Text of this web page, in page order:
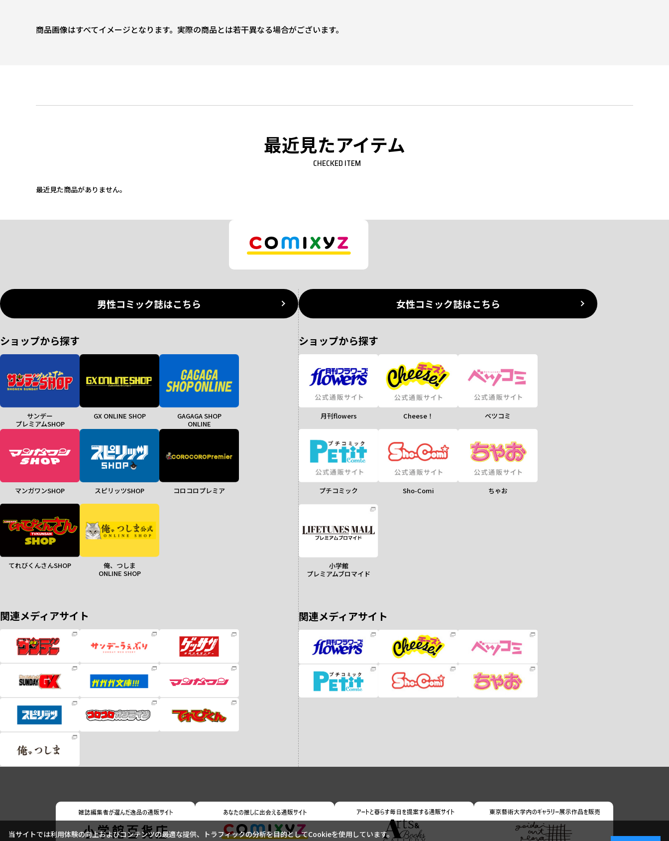
商品画像はすべてイメージとなります。実際の商品とは若干異なる場合がございます。
最近見たアイテム
CHECKED ITEM
最近見た商品がありません。
男性コミック誌はこちら
ショップから探す
サンデー
プレミアムSHOP
GX ONLINE SHOP
GAGAGA SHOP
ONLINE
マンガワンSHOP スピリッツSHOP コロコロプレミア
てれびくんさんSHOP
俺、つしま
ONLINE SHOP
関連メディアサイト
女性コミック誌はこちら
ショップから探す
月刊flowers Cheese！ ベツコミ
プチコミック Sho-Comi ちゃお
小学館
プレミアムブロマイド
関連メディアサイト
当サイトでは利用体験の向上およびコンテンツの最適な提供、トラフィックの分析を目的としてCookieを使用しています。